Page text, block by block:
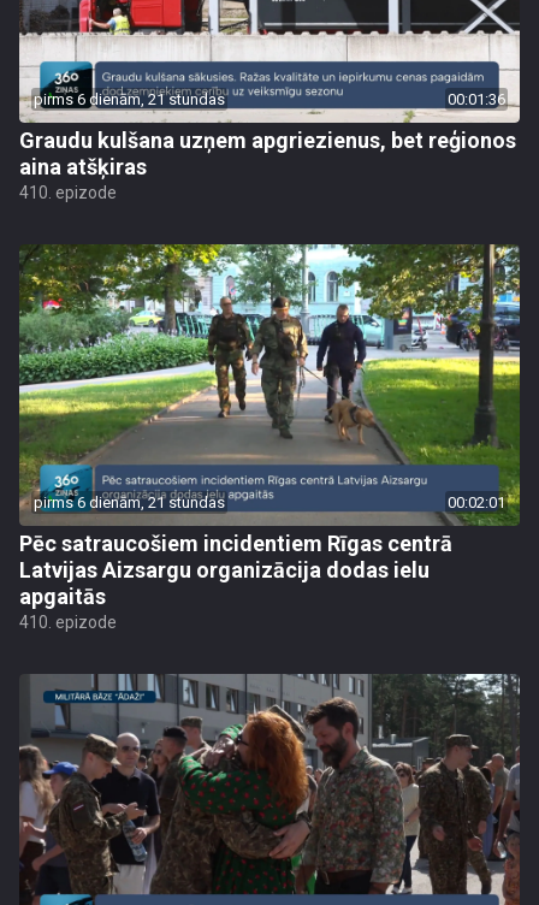
pirms 6 dienām, 21 stundas 00:01:36
Graudu kulšana uzņem apgriezienus, bet reģionos
aina atšķiras
410. epizode
pirms 6 dienām, 21 stundas 00:02:01
Pēc satraucošiem incidentiem Rīgas centrā
Latvijas Aizsargu organizācija dodas ielu
apgaitās
410. epizode